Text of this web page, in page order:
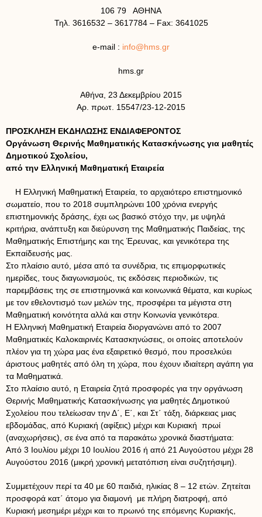
106 79 ΑΘΗΝΑ
Τηλ. 3616532 – 3617784 – Fax: 3641025
e-mail : info@hms.gr
hms.gr
Αθήνα, 23 Δεκεμβρίου 2015
Αρ. πρωτ. 15547/23-12-2015
ΠΡΟΣΚΛΗΣΗ ΕΚΔΗΛΩΣΗΣ ΕΝΔΙΑΦΕΡΟΝΤΟΣ
Οργάνωση Θερινής Μαθηματικής Κατασκήνωσης για μαθητές
Δημοτικού Σχολείου,
από την Ελληνική Μαθηματική Εταιρεία
Η Ελληνική Μαθηματική Εταιρεία, το αρχαιότερο επιστημονικό
σωματείο, που το 2018 συμπληρώνει 100 χρόνια ενεργής
επιστημονικής δράσης, έχει ως βασικό στόχο την, με υψηλά
κριτήρια, ανάπτυξη και διεύρυνση της Μαθηματικής Παιδείας, της
Μαθηματικής Επιστήμης και της Έρευνας, και γενικότερα της
Εκπαίδευσής μας.
Στο πλαίσιο αυτό, μέσα από τα συνέδρια, τις επιμορφωτικές
ημερίδες, τους διαγωνισμούς, τις εκδόσεις περιοδικών, τις
παρεμβάσεις της σε επιστημονικά και κοινωνικά θέματα, και κυρίως
με τον εθελοντισμό των μελών της, προσφέρει τα μέγιστα στη
Μαθηματική κοινότητα αλλά και στην Κοινωνία γενικότερα.
Η Ελληνική Μαθηματική Εταιρεία διοργανώνει από το 2007
Μαθηματικές Καλοκαιρινές Κατασκηνώσεις, οι οποίες αποτελούν
πλέον για τη χώρα μας ένα εξαιρετικό θεσμό, που προσελκύει
άριστους μαθητές από όλη τη χώρα, που έχουν ιδιαίτερη αγάπη για
τα Μαθηματικά.
Στο πλαίσιο αυτό, η Εταιρεία ζητά προσφορές για την οργάνωση
Θερινής Μαθηματικής Κατασκήνωσης για μαθητές Δημοτικού
Σχολείου που τελείωσαν την Δ΄, Ε΄, και Στ΄ τάξη, διάρκειας μιας
εβδομάδας, από Κυριακή (αφίξεις) μέχρι και Κυριακή πρωί
(αναχωρήσεις), σε ένα από τα παρακάτω χρονικά διαστήματα:
Από 3 Ιουλίου μέχρι 10 Ιουλίου 2016 ή από 21 Αυγούστου μέχρι 28
Αυγούστου 2016 (μικρή χρονική μετατόπιση είναι συζητήσιμη).
Συμμετέχουν περί τα 40 με 60 παιδιά, ηλικίας 8 – 12 ετών. Ζητείται
προσφορά κατ΄ άτομο για διαμονή με πλήρη διατροφή, από
Κυριακή μεσημέρι μέχρι και το πρωινό της επόμενης Κυριακής,